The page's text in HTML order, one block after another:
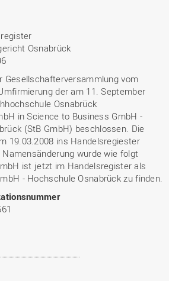
Osnabrück
Gesellschafterversammlung vom
der am 11. September
Osnabrück
in Science to Business GmbH -
(StB GmbH) beschlossen. Die
19.03.2008 ins Handelsregiester
wurde wie folgt
ist jetzt im Handelsregister als
- Hochschule Osnabrück zu finden.